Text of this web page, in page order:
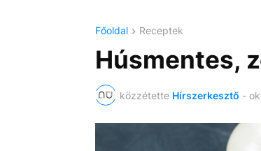
Főoldal Receptek
Húsmentes,
közzétette Hírszerkesztő -